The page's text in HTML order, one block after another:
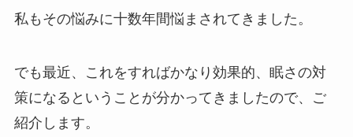
私もその悩みに十数年間悩まされてきました。
でも最近、これをすればかなり効果的、眠さの対
策になるということが分かってきましたので、ご
紹介します。